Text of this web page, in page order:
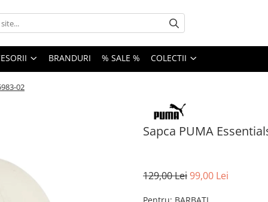
BRANDURI % SALE % COLECTII
02
Sapca PUMA
129,00 Lei99,00 Lei